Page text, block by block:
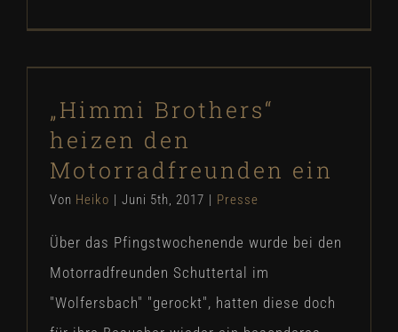
„Himmi Brothers“ heizen den
Presse
„Himmi Brothers“
heizen den
Motorradfreunden ein
Von Heiko | Juni 5th, 2017 | Presse
Über das Pfingstwochenende wurde bei den
Motorradfreunden Schuttertal im
"Wolfersbach" "gerockt", hatten diese doch